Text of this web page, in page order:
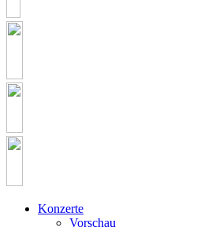
Konzerte
Vorschau